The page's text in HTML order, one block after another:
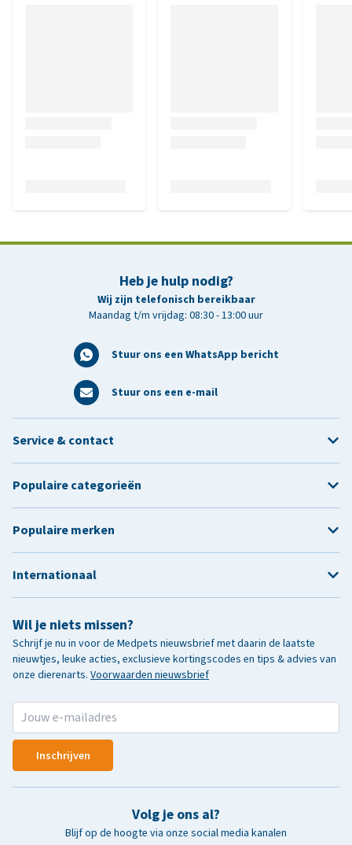
Heb je hulp nodig?
Wij zijn telefonisch bereikbaar
Maandag t/m vrijdag: 08:30 - 13:00 uur
Stuur ons een WhatsApp bericht
Stuur ons een e-mail
Wil je niets missen?
Schrijf je nu in voor de Medpets nieuwsbrief met daarin de laatste
nieuwtjes, leuke acties, exclusieve kortingscodes en tips & advies van
onze dierenarts. Voorwaarden nieuwsbrief
Inschrijven
Volg je ons al?
Blijf op de hoogte via onze social media kanalen
Service & contact
Populaire categorieën
Populaire merken
Internationaal